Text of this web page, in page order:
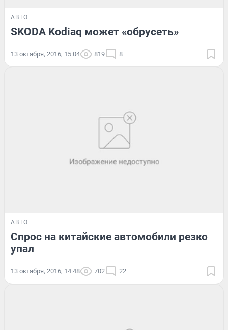
АВТО
SKODA Kodiaq может «обрусеть»
13 октября, 2016, 15:04 819 8
АВТО
Спрос на китайские автомобили резко
упал
13 октября, 2016, 14:48 702 22